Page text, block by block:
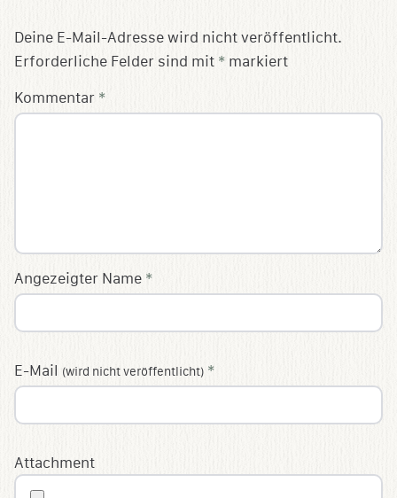
Deine E-Mail-Adresse wird nicht veröffentlicht.
Erforderliche Felder sind mit * markiert
Kommentar *
Angezeigter Name *
E-Mail (wird nicht veröffentlicht) *
Attachment